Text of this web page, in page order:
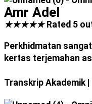
Amr Adel
★★★★★ Rated 5
Perkhidmatan
kertas terjemahan
Transkrip Akademik |